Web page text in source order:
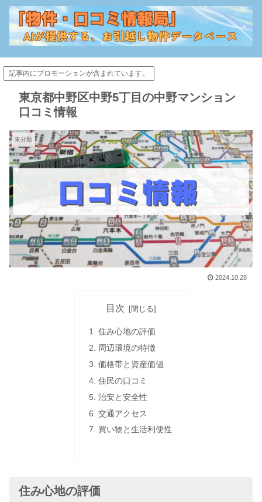
記事内にプロモーションが含まれています。
東京都中野区中野5丁目の中野マンション
口コミ情報
未分類
2024.10.28
目次
住み心地の評価
周辺環境の特徴
価格帯と資産価値
住民の口コミ
治安と安全性
交通アクセス
買い物と生活利便性
住み心地の評価